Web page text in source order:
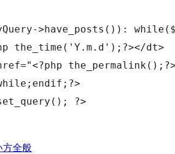
>have_posts()):
the_time('Y.m.d');?></dt>
?>
方全般